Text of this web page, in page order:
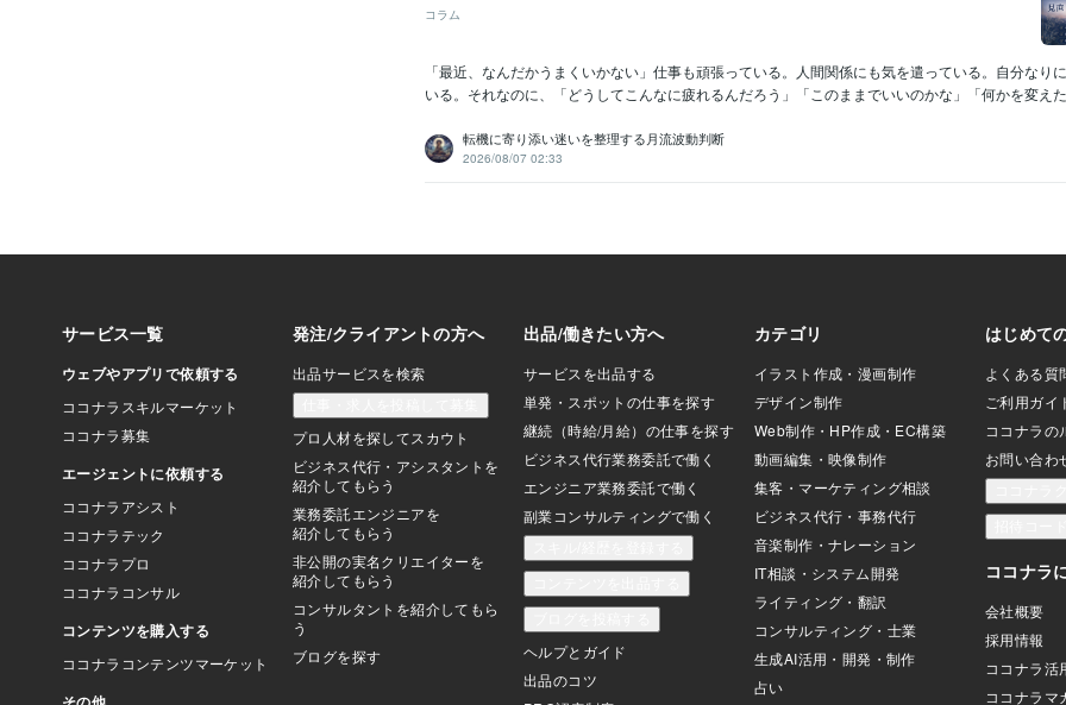
コラム
「最近、なんだかうまくいかない」仕事も頑張っている。人間関係にも気を遣っている。自分なり
いる。それなのに、「どうしてこんなに疲れるんだろう」「このままでいいのかな」「何かを変え
転機に寄り添い迷いを整理する月流波動判断
2026/08/07 02:33